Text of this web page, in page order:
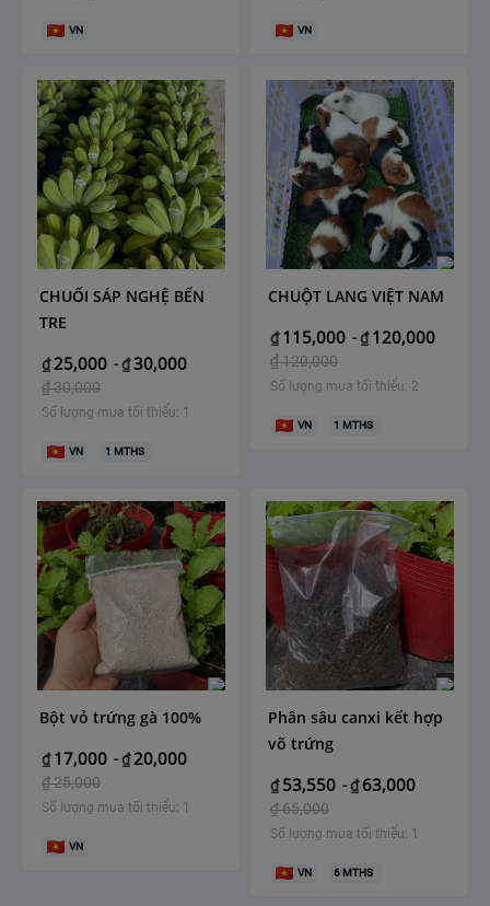
VN VN
CHUỐI SÁP NGHỆ BẾN
TRE
₫ 25,000 -₫30,000
₫30,000
Số lượng mua tối thiểu: 1
VN 1 MTHS
CHUỘT LANG VIỆT NAM
₫ 115,000 -₫ 120,000
₫120,000
Số lượng mua tối thiểu: 2
VN 1 MTHS
Bột vỏ trứng gà 100%
₫ 17,000 -₫ 20,000
₫25,000
Số lượng mua tối thiểu: 1
VN
Phân sâu canxi kết hợp
võ trứng
₫ 53,550 -₫ 63,000
₫65,000
Số lượng mua tối thiểu: 1
VN 6 MTHS